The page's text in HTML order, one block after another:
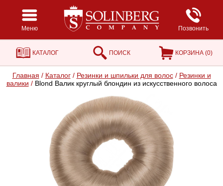
Меню Позвонить
КАТАЛОГ ПОИСК КОРЗИНА (0)
Главная / Каталог / Резинки и шпильки для волос / Резинки и
валики /Blond Валик круглый блондин из искусственного волоса